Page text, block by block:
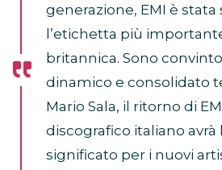
generazione, EMI è
l’etichetta più
britannica. Sono
dinamico e consolidato
Mario Sala, il ritorno di
discografico italiano avrà
significato per i nuovi